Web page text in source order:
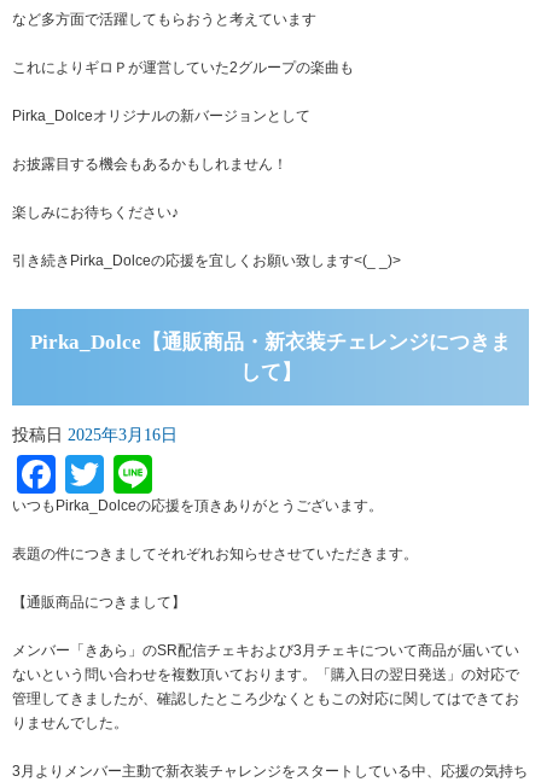
など多方面で活躍してもらおうと考えています
これによりギロＰが運営していた2グループの楽曲も
Pirka_Dolceオリジナルの新バージョンとして
お披露目する機会もあるかもしれません！
楽しみにお待ちください♪
引き続きPirka_Dolceの応援を宜しくお願い致します<(_ _)>
Pirka_Dolce【通販商品・新衣装チェレンジにつきま
して】
投稿日 2025年3月16日
Facebook
Twitter
いつもPirka_Dolceの応援を頂きありがとうございます。
表題の件につきましてそれぞれお知らせさせていただきます。
【通販商品につきまして】
メンバー「きあら」のSR配信チェキおよび3月チェキについて商品が届いてい
ないという問い合わせを複数頂いております。「購入日の翌日発送」の対応で
管理してきましたが、確認したところ少なくともこの対応に関してはできてお
りませんでした。
3月よりメンバー主動で新衣装チャレンジをスタートしている中、応援の気持ち